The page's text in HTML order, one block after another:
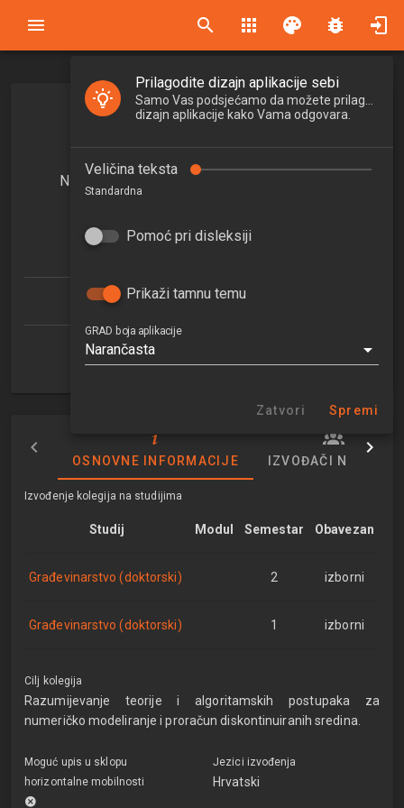
search apps palette bug_report
Numeričke metode za analizu
diskontinuiranih sredina
Numerical methods for discontinuous media
6
Građevinarstvo (doktorski)
Zavod za tehničku mehaniku
OSNOVNE INFORMACIJE IZVOĐAČI NASTAVE
Izvođenje kolegija na studijima
Studij Modul Semestar Obavezan
Građevinarstvo (doktorski) 2 izborni
Građevinarstvo (doktorski) 1 izborni
Cilj kolegija
Razumijevanje teorije i algoritamskih postupaka za
numeričko modeliranje i proračun diskontinuiranih sredina.
Moguć upis u sklopu
horizontalne mobilnosti
Jezici izvođenja
Hrvatski
Prilagodite dizajn aplikacije sebi
dizajn aplikacije kako Vama odgovara.
Veličina teksta
Standardna
Pomoć pri disleksiji
Prikaži tamnu temu
GRAD boja aplikacije
Narančasta
Zatvori Spremi